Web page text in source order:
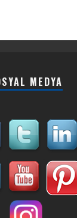
MEDYA